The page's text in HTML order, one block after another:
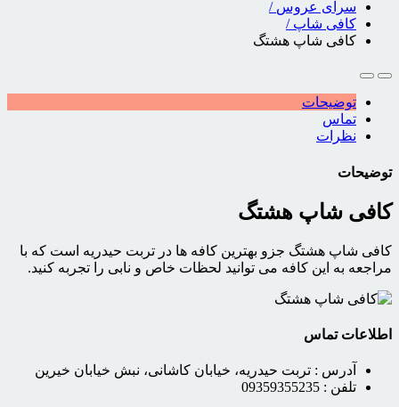
سرای عروس /
کافی شاپ /
کافی شاپ هشتگ
توضیحات
تماس
نظرات
توضیحات
کافی شاپ هشتگ
کافی شاپ هشتگ جزو بهترین کافه ها در تربت حیدریه است که با
مراجعه به این کافه می توانید لحظات خاص و نابی را تجربه کنید.
اطلاعات تماس
آدرس : تربت حیدریه، خیابان کاشانی، نبش خیابان خیرین
تلفن : 09359355235